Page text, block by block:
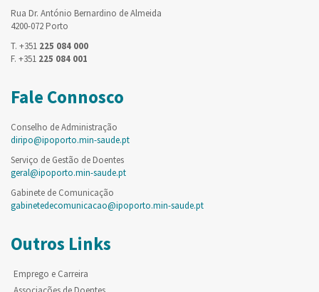
Rua Dr. António Bernardino de Almeida
4200-072 Porto
T. +351 225 084 000
F. +351 225 084 001
Fale Connosco
Conselho de Administração
diripo@ipoporto.min-saude.pt
Serviço de Gestão de Doentes
geral@ipoporto.min-saude.pt
Gabinete de Comunicação
gabinetedecomunicacao@ipoporto.min-saude.pt
Outros Links
Emprego e Carreira